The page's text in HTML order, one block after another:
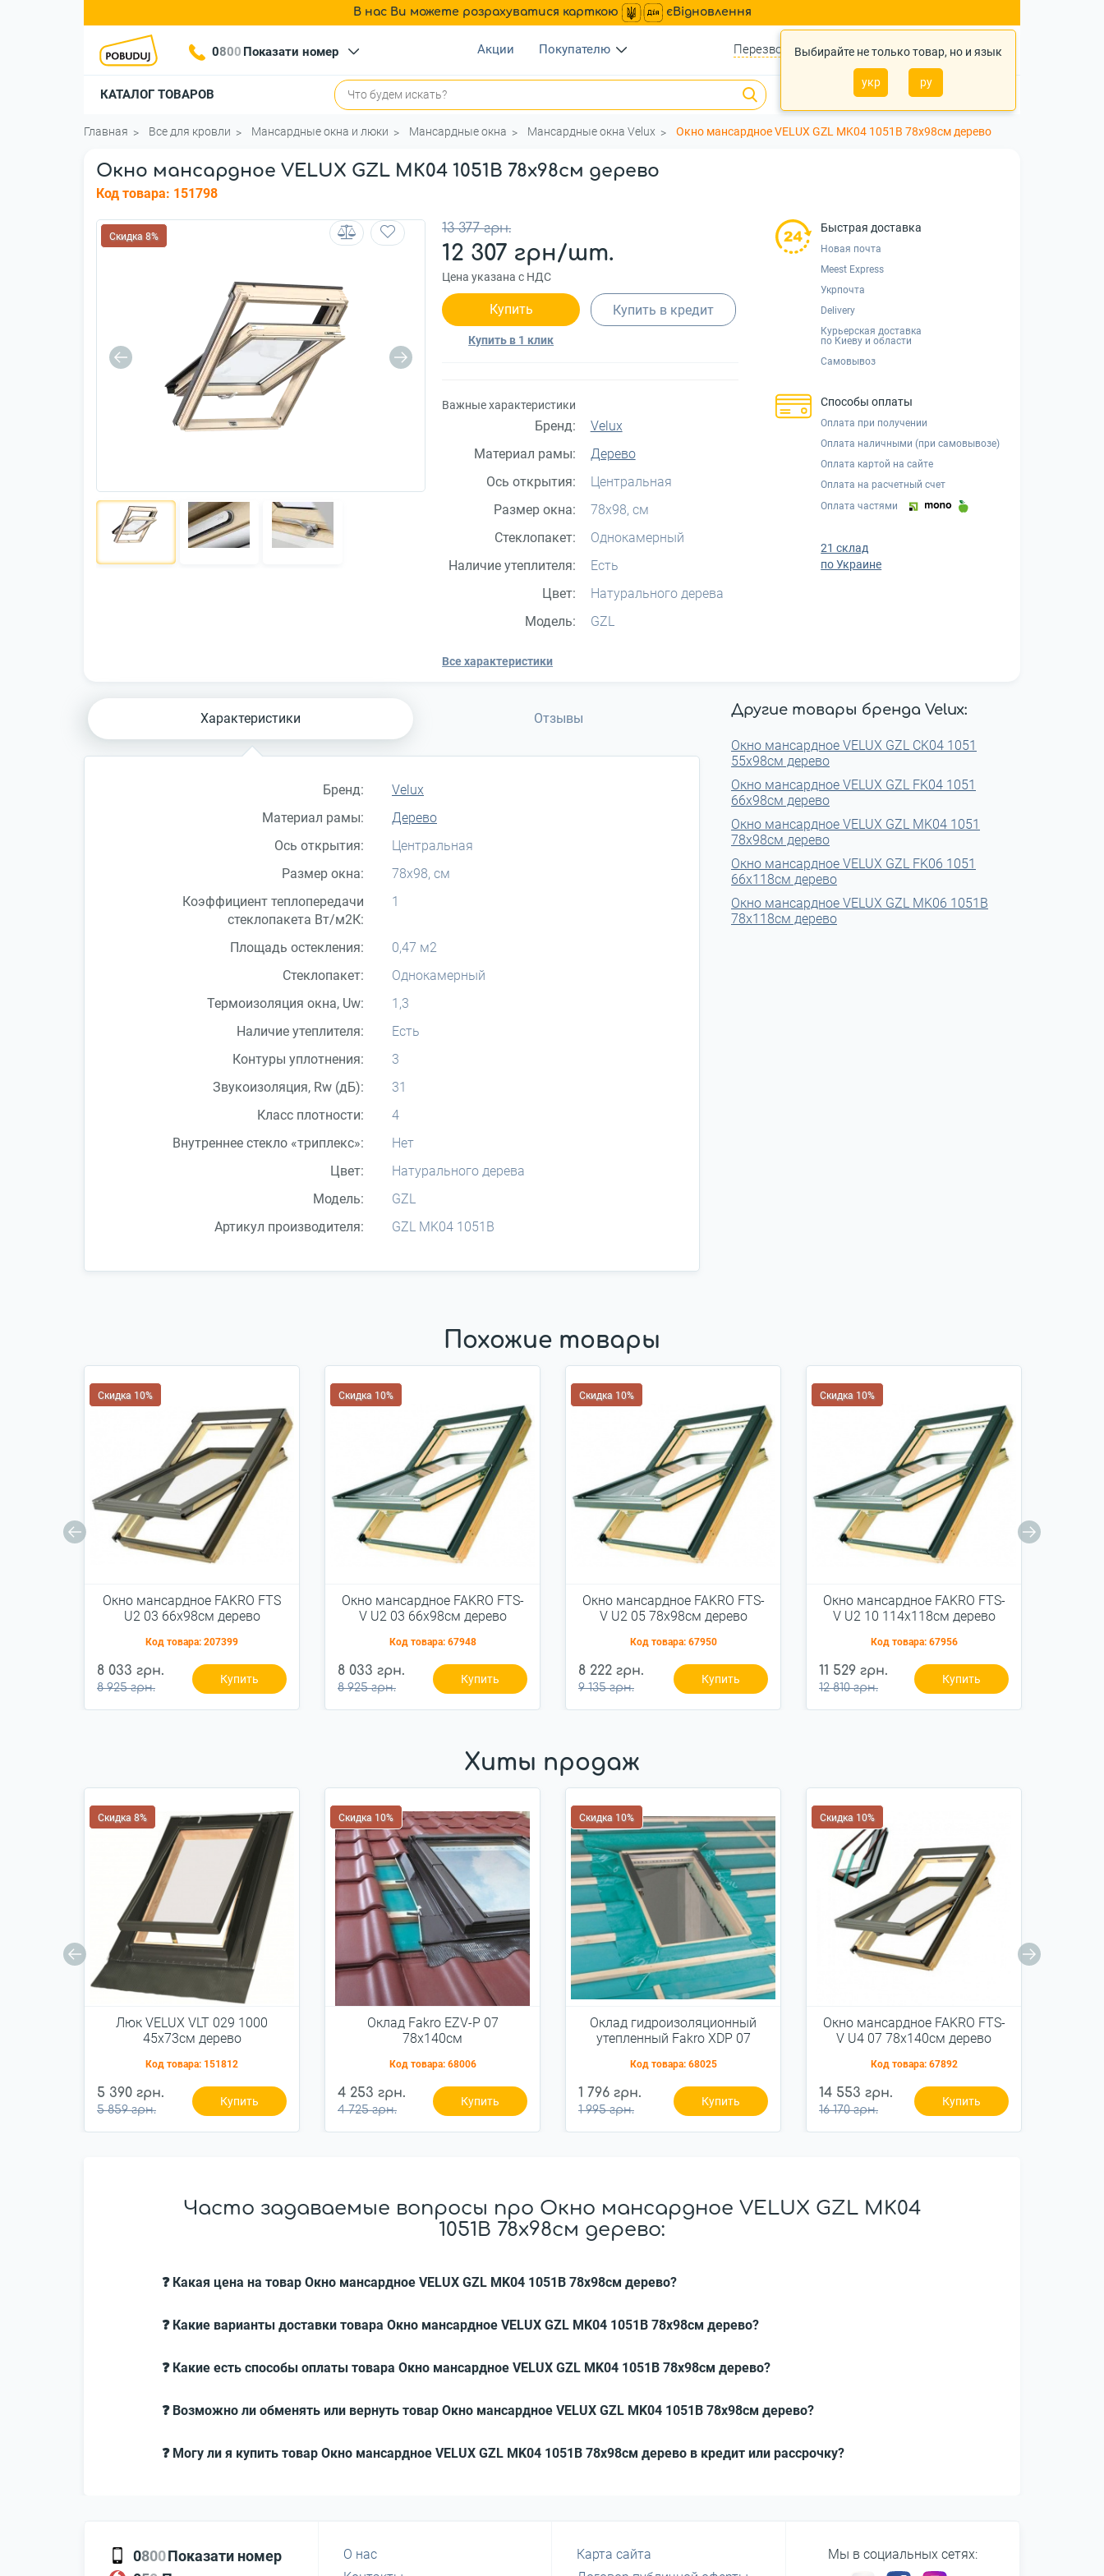
В нас Ви можете розрахуватися карткою єВідновлення
Выбирайте не только товар, но и язык
укр ру
0800 Показати номер Акции Покупателю Перезвонить? Войти Укр Ру
КАТАЛОГ ТОВАРОВ 0
Главная Все для кровли Мансардные окна и люки Мансардные окна Мансардные окна Velux Окно мансардное VELUX GZL MK04 1051B 78x98см дерево
Окно мансардное VELUX GZL MK04 1051B 78x98см дерево
Код товара: 151798
Скидка 8%
13 377 грн.
12 307 грн/шт.
Цена указана с НДС
Купить
Купить в 1 клик
Купить в кредит
Важные характеристики
Бренд:
Velux
Материал рамы:
Дерево
Ось открытия:
Центральная
Размер окна:
78x98, см
Стеклопакет:
Однокамерный
Наличие утеплителя:
Есть
Цвет:
Натурального дерева
Модель:
GZL
Все характеристики
Быстрая доставка
Новая почта
Meest Express
Укрпочта
Delivery
Курьерская доставка
по Киеву и области
Самовывоз
Способы оплаты
Оплата при получении
Оплата наличными (при самовывозе)
Оплата картой на сайте
Оплата на расчетный счет
Оплата частями
21 склад
по Украине
Характеристики Отзывы
Бренд:
Velux
Материал рамы:
Дерево
Ось открытия:
Центральная
Размер окна:
78x98, см
Коэффициент теплопередачи
стеклопакета Вт/м2К:
1
Площадь остекления:
0,47 м2
Стеклопакет:
Однокамерный
Термоизоляция окна, Uw:
1,3
Наличие утеплителя:
Есть
Контуры уплотнения:
3
Звукоизоляция, Rw (дБ):
31
Класс плотности:
4
Внутреннее стекло «триплекс»:
Нет
Цвет:
Натурального дерева
Модель:
GZL
Артикул производителя:
GZL MK04 1051B
Другие товары бренда Velux:
Окно мансардное VELUX GZL CK04 1051
55x98см дерево
Окно мансардное VELUX GZL FK04 1051
66x98см дерево
Окно мансардное VELUX GZL MK04 1051
78x98см дерево
Окно мансардное VELUX GZL FK06 1051
66x118см дерево
Окно мансардное VELUX GZL MK06 1051B
78x118см дерево
Похожие товары
Скидка 10%
Окно мансардное FAKRO FTS
U2 03 66x98см дерево
Код товара: 207399
8 033 грн.
8 925 грн.
Купить
Скидка 10%
Окно мансардное FAKRO FTS-
V U2 03 66x98см дерево
Код товара: 67948
8 033 грн.
8 925 грн.
Купить
Скидка 10%
Окно мансардное FAKRO FTS-
V U2 05 78x98см дерево
Код товара: 67950
8 222 грн.
9 135 грн.
Купить
Скидка 10%
Окно мансардное FAKRO FTS-
V U2 10 114x118см дерево
Код товара: 67956
11 529 грн.
12 810 грн.
Купить
Хиты продаж
Скидка 8%
Люк VELUX VLT 029 1000
45x73см дерево
Код товара: 151812
5 390 грн.
5 859 грн.
Купить
Скидка 10%
Оклад Fakro EZV-P 07
78x140см
Код товара: 68006
4 253 грн.
4 725 грн.
Купить
Скидка 10%
Оклад гидроизоляционный
утепленный Fakro XDP 07
Код товара: 68025
1 796 грн.
1 995 грн.
Купить
Скидка 10%
Окно мансардное FAKRO FTS-
V U4 07 78x140см дерево
Код товара: 67892
14 553 грн.
16 170 грн.
Купить
Часто задаваемые вопросы про Окно мансардное VELUX GZL MK04
1051B 78x98см дерево:
❓ Какая цена на товар Окно мансардное VELUX GZL MK04 1051B 78x98см дерево?
❓ Какие варианты доставки товара Окно мансардное VELUX GZL MK04 1051B 78x98см дерево?
❓ Какие есть способы оплаты товара Окно мансардное VELUX GZL MK04 1051B 78x98см дерево?
❓ Возможно ли обменять или вернуть товар Окно мансардное VELUX GZL MK04 1051B 78x98см дерево?
❓ Могу ли я купить товар Окно мансардное VELUX GZL MK04 1051B 78x98см дерево в кредит или рассрочку?
0800Показати номер
О нас
Карта сайта
Мы в социальных сетях: